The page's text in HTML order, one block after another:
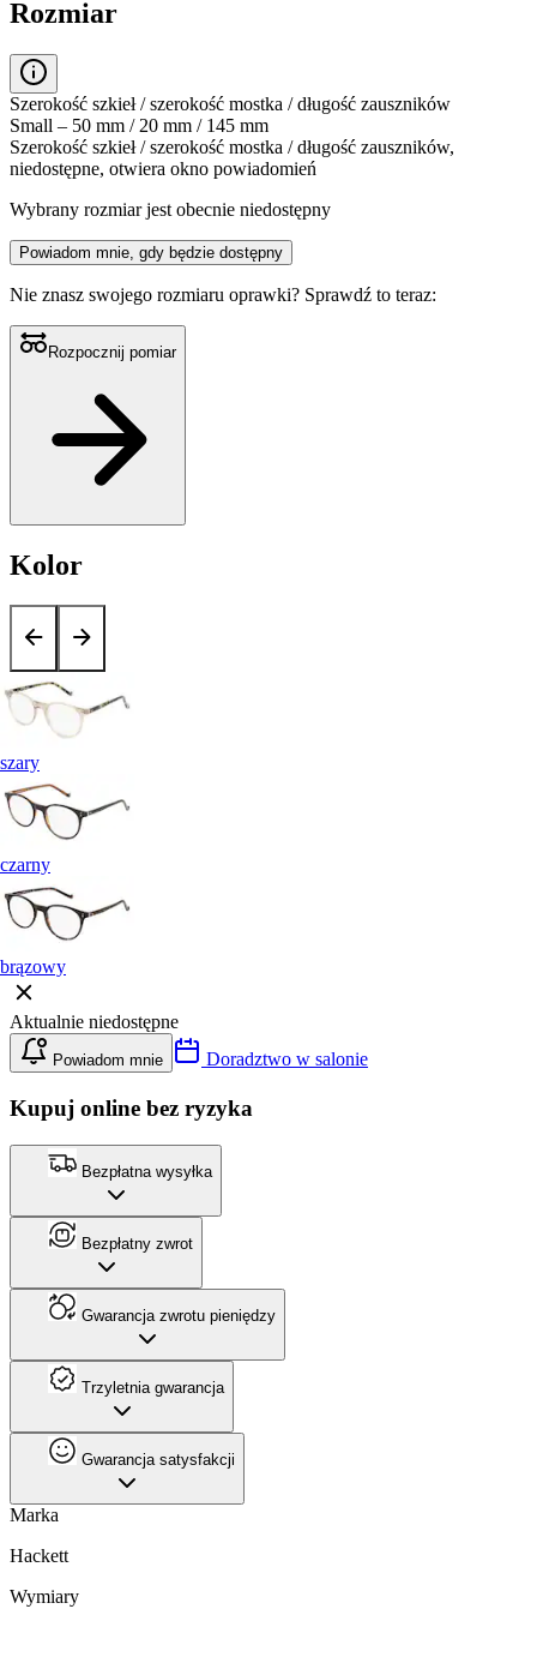
Rozmiar
Szerokość szkieł / szerokość mostka / długość zauszników
Small – 50 mm / 20 mm / 145 mm
Szerokość szkieł / szerokość mostka / długość zauszników,
niedostępne, otwiera okno powiadomień
Wybrany rozmiar jest obecnie niedostępny
Powiadom mnie, gdy będzie dostępny
Nie znasz swojego rozmiaru oprawki? Sprawdź to teraz:
Rozpocznij pomiar
Kolor
szary
czarny
brązowy
Aktualnie niedostępne
Powiadom mnie Doradztwo w salonie
Kupuj online bez ryzyka
Bezpłatna wysyłka
Bezpłatny zwrot
Gwarancja zwrotu pieniędzy
Trzyletnia gwarancja
Gwarancja satysfakcji
Marka
Hackett
Wymiary